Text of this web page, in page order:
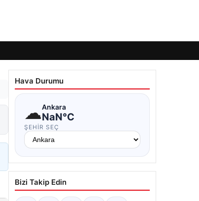
Hava Durumu
☁Ankara
NaN°C
ŞEHIR SEÇ
Bizi Takip Edin